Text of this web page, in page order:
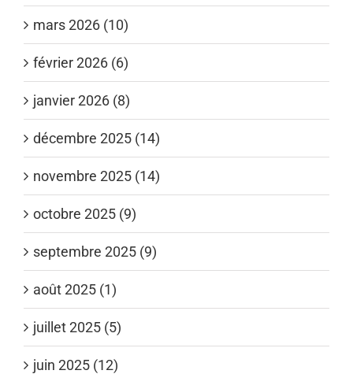
mars 2026 (10)
février 2026 (6)
janvier 2026 (8)
décembre 2025 (14)
novembre 2025 (14)
octobre 2025 (9)
septembre 2025 (9)
août 2025 (1)
juillet 2025 (5)
juin 2025 (12)